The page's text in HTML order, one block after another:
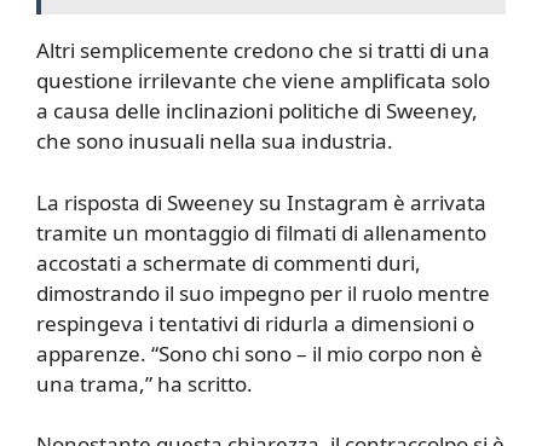
Altri semplicemente credono che si tratti di una
questione irrilevante che viene amplificata solo
a causa delle inclinazioni politiche di Sweeney,
che sono inusuali nella sua industria.
La risposta di Sweeney su Instagram è arrivata
tramite un montaggio di filmati di allenamento
accostati a schermate di commenti duri,
dimostrando il suo impegno per il ruolo mentre
respingeva i tentativi di ridurla a dimensioni o
apparenze. “Sono chi sono – il mio corpo non è
una trama,” ha scritto.